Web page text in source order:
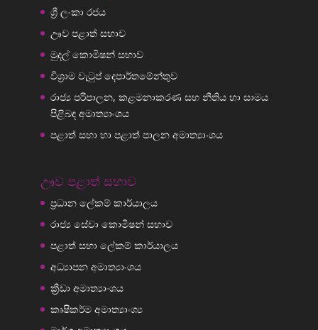
ශ්‍රී ලංකා රජය
ඌව පළාත් සභාව
මුදල් කොමිෂන් සභාව
විශ්‍රාම වැටුප් දෙපාර්තමේන්තුව
රාජ්‍ය පරිපාලන, කළමනාකරණ සහ නීතිය හා සාමය
පිළිබඳ අමාත්‍යාංශය
පළාත් සභා හා පළාත් පාලන අමාත්‍යාංශය
ඌව පළාත් සභාව
ප්‍රධාන ලේකම් කාර්යාලය
රාජ්‍ය සේවා කොමිෂන් සභාව
පළාත් සභා ලේකම් කාර්යාලය
අධ්‍යාපන අමාත්‍යාංශය
ක්‍රීඩා අමාත්‍යාංශය
කෘෂිකර්ම අමාත්‍යාංශ්‍ය